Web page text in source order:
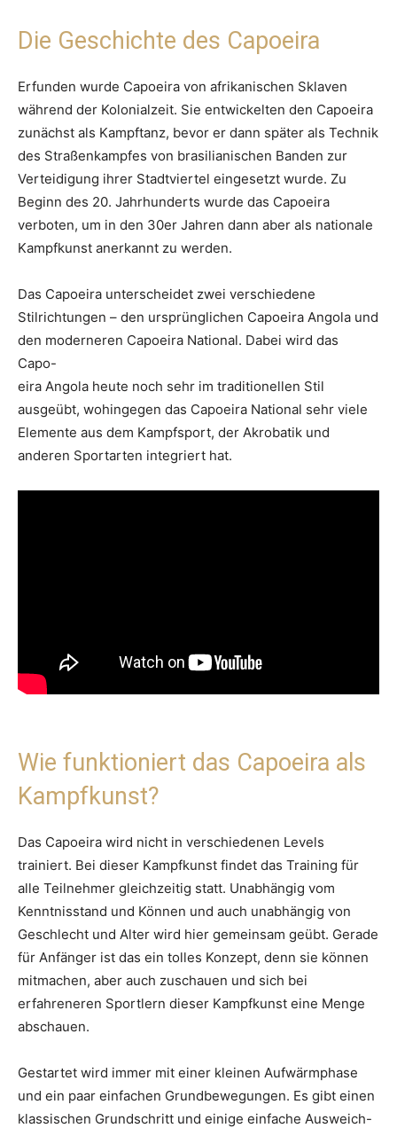
Die Geschichte des Capoeira
Erfunden wurde Capoeira von afrikanischen Sklaven
während der Kolonialzeit. Sie entwickelten den Capoeira
zunächst als Kampftanz, bevor er dann später als Technik
des Straßenkampfes von brasilianischen Banden zur
Verteidigung ihrer Stadtviertel eingesetzt wurde. Zu
Beginn des 20. Jahrhunderts wurde das Capoeira
verboten, um in den 30er Jahren dann aber als nationale
Kampfkunst anerkannt zu werden.
Das Capoeira unterscheidet zwei verschiedene
Stilrichtungen – den ursprünglichen Capoeira Angola und
den moderneren Capoeira National. Dabei wird das
Capo-
eira Angola heute noch sehr im traditionellen Stil
ausgeübt, wohingegen das Capoeira National sehr viele
Elemente aus dem Kampfsport, der Akrobatik und
anderen Sportarten integriert hat.
Wie funktioniert das Capoeira als
Kampfkunst?
Das Capoeira wird nicht in verschiedenen Levels
trainiert. Bei dieser Kampfkunst findet das Training für
alle Teilnehmer gleichzeitig statt. Unabhängig vom
Kenntnisstand und Können und auch unabhängig von
Geschlecht und Alter wird hier gemeinsam geübt. Gerade
für Anfänger ist das ein tolles Konzept, denn sie können
mitmachen, aber auch zuschauen und sich bei
erfahreneren Sportlern dieser Kampfkunst eine Menge
abschauen.
Gestartet wird immer mit einer kleinen Aufwärmphase
und ein paar einfachen Grundbewegungen. Es gibt einen
klassischen Grundschritt und einige einfache Ausweich-